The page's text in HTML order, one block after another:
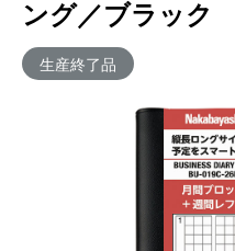
ング／ブラック
生産終了品